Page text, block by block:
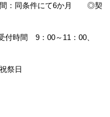
：同条件にて6か月 ◎契
付時間 9：00～11：00、
祭日